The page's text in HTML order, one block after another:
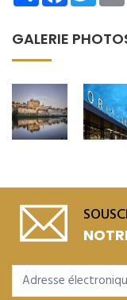
GALERIE